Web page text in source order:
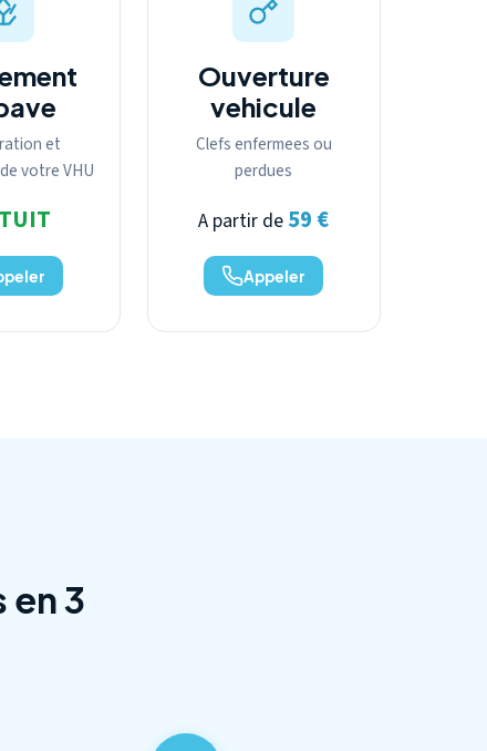
et
votre VHU
Ouverture
vehicule
Clefs enfermees ou
perdues
A partir de 59 €
Appeler
3